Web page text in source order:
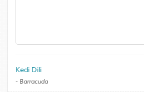
Kedi Dili
- Barracuda